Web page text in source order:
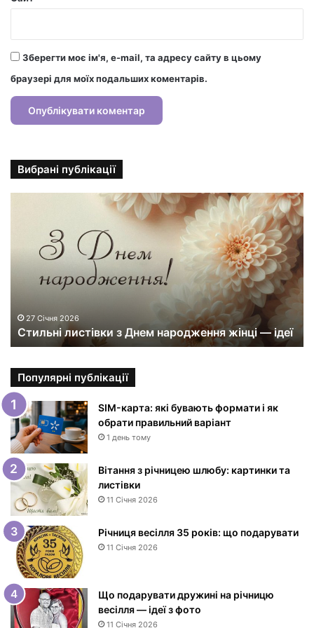
Зберегти моє ім'я, e-mail, та адресу сайту в цьому
браузері для моїх подальших коментарів.
Вибрані публікації
т
к
и
з
Д
н
е
м
а
р
о
ж
е
н
н
27 Січня 2026
Стильні листівки з Днем народження жінці — ідеї
Популярні публікації
SIM-карта: які бувають формати і як
обрати правильний варіант
1 день тому
Вітання з річницею шлюбу: картинки та
листівки
11 Січня 2026
Річниця весілля 35 років: що подарувати
11 Січня 2026
Що подарувати дружині на річницю
весілля — ідеї з фото
11 Січня 2026